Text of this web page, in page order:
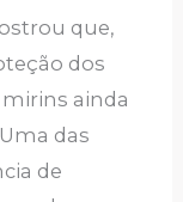
que,
dos
ainda
das
de